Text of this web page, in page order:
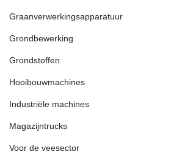
Graanverwerkingsapparatuur
Grondbewerking
Grondstoffen
Hooibouwmachines
Industriële machines
Magazijntrucks
Voor de veesector